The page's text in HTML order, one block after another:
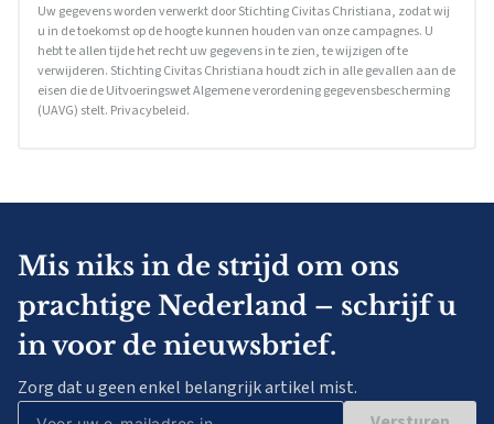
Uw gegevens worden verwerkt door Stichting Civitas Christiana, zodat wij
u in de toekomst op de hoogte kunnen houden van onze campagnes. U
hebt te allen tijde het recht uw gegevens in te zien, te wijzigen of te
verwijderen. Stichting Civitas Christiana houdt zich in alle gevallen aan de
eisen die de Uitvoeringswet Algemene verordening gegevensbescherming
(UAVG) stelt. Privacybeleid.
Mis niks in de strijd om ons
prachtige Nederland – schrijf u
in voor de nieuwsbrief.
Zorg dat u geen enkel belangrijk artikel mist.